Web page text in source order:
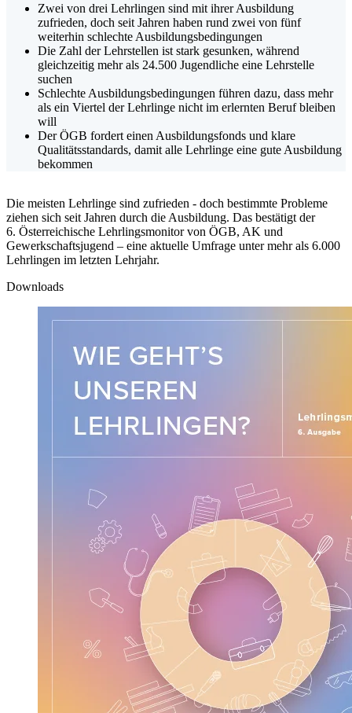
Zwei von drei Lehrlingen sind mit ihrer Ausbildung
zufrieden, doch seit Jahren haben rund zwei von fünf
weiterhin schlechte Ausbildungsbedingungen
Die Zahl der Lehrstellen ist stark gesunken, während
gleichzeitig mehr als 24.500 Jugendliche eine Lehrstelle
suchen
Schlechte Ausbildungsbedingungen führen dazu, dass mehr
als ein Viertel der Lehrlinge nicht im erlernten Beruf bleiben
will
Der ÖGB fordert einen Ausbildungsfonds und klare
Qualitätsstandards, damit alle Lehrlinge eine gute Ausbildung
bekommen
Die meisten Lehrlinge sind zufrieden - doch bestimmte Probleme
ziehen sich seit Jahren durch die Ausbildung. Das bestätigt der
6. Österreichische Lehrlingsmonitor von ÖGB, AK und
Gewerkschaftsjugend – eine aktuelle Umfrage unter mehr als 6.000
Lehrlingen im letzten Lehrjahr.
Downloads